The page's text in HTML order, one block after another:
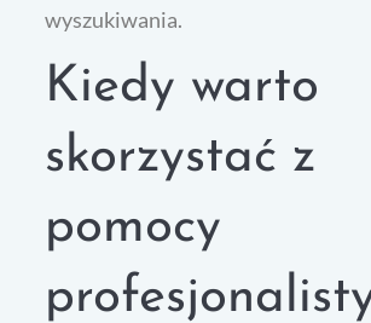
wyszukiwania.
Kiedy warto
skorzystać z
pomocy